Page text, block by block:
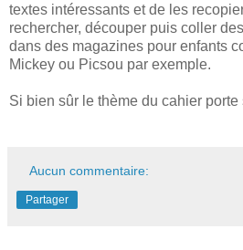
textes intéressants et de les
rechercher, découper puis coller
dans des magazines pour enfants
Mickey ou Picsou par exemple.
Si bien sûr le thème du cahier porte
Aucun commentaire:
Partager